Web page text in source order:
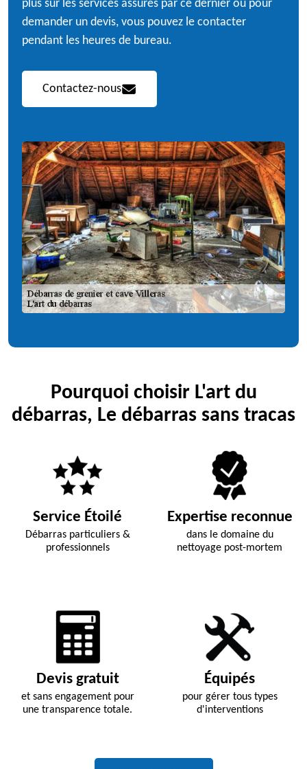
plus sur les services assurés par ce dernier ou pour
demander un devis, vous pouvez le contacter
pendant les heures de bureau.
Contactez-nous
Pourquoi choisir L'art du
débarras, Le débarras sans tracas
Service Étoilé
Débarras particuliers &
professionnels
Expertise reconnue
dans le domaine du
nettoyage post-mortem
Devis gratuit
et sans engagement pour
une transparence totale.
Équipés
pour gérer tous types
d'interventions